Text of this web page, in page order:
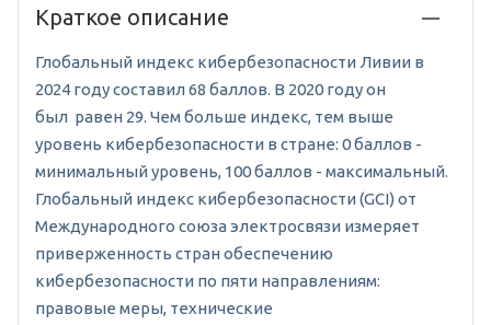
Краткое описание
Глобальный индекс кибербезопасности Ливии в
2024 году составил 68 баллов. В 2020 году он
был равен 29. Чем больше индекс, тем выше
уровень кибербезопасности в стране: 0 баллов -
минимальный уровень, 100 баллов - максимальный.
Глобальный индекс кибербезопасности (GCI) от
Международного союза электросвязи измеряет
приверженность стран обеспечению
кибербезопасности по пяти направлениям:
правовые меры, технические